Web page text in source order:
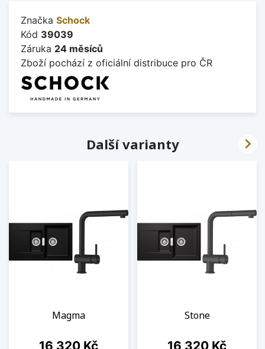
Značka Schock
Kód 39039
Záruka 24 měsíců
Zboží pochází z oficiální distribuce pro ČR
Další varianty
Magma
Cena
16 320 Kč
Stone
Cena
16 320 Kč
